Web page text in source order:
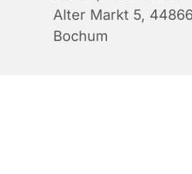
Alter Markt 5,
Bochum